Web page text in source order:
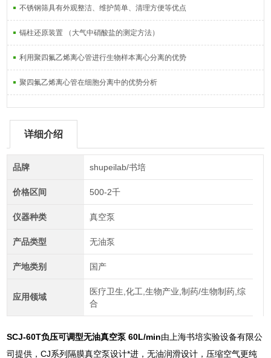
不锈钢筛具有外观整洁、维护简单、清理方便等优点
镉柱还原装置 （大气中硝酸盐的测定方法）
利用聚四氟乙烯离心管进行生物样本离心分离的优势
聚四氟乙烯离心管在细胞分离中的优势分析
详细介绍
品牌 shupeilab/书培
价格区间 500-2千
仪器种类 真空泵
产品类型 无油泵
产地类别 国产
应用领域
医疗卫生,化工,生物产业,制药/生物制药,综
合
SCJ-60T负压可调型无油真空泵 60L/min由上海书培实验设备有限公
司提供，CJ系列隔膜真空泵设计*进，无油润滑设计，压缩空气更纯